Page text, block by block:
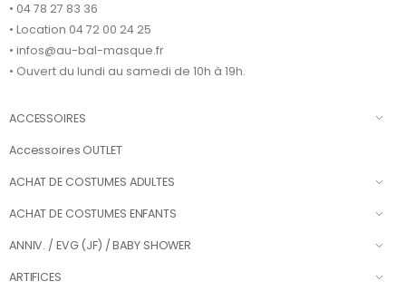
• 04 78 27 83 36
• Location 04 72 00 24 25
• infos@au-bal-masque.fr
• Ouvert du lundi au samedi de 10h à 19h.
ACCESSOIRES
Accessoires OUTLET
ACHAT DE COSTUMES ADULTES
ACHAT DE COSTUMES ENFANTS
ANNIV. / EVG (JF) / BABY SHOWER
ARTIFICES